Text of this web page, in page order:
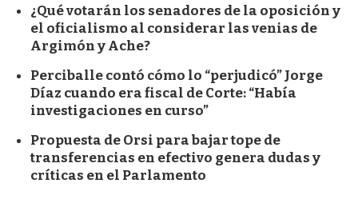
¿Qué votarán los senadores de la oposición y
el oficialismo al considerar las venias de
Argimón y Ache?
Perciballe contó cómo lo “perjudicó” Jorge
Díaz cuando era fiscal de Corte: “Había
investigaciones en curso”
Propuesta de Orsi para bajar tope de
transferencias en efectivo genera dudas y
críticas en el Parlamento